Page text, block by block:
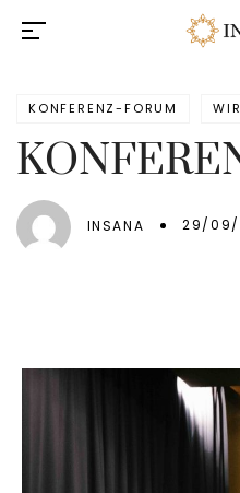
KONFERENZ-FORUM
INSANA 29/09/